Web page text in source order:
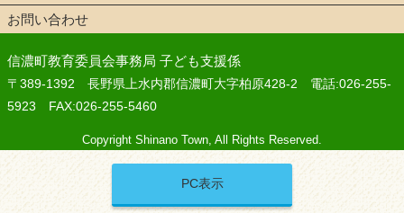
お問い合わせ
信濃町教育委員会事務局 子ども支援係
〒389-1392 長野県上水内郡信濃町大字柏原428-2 電話:026-255-
5923 FAX:026-255-5460
Copyright Shinano Town, All Rights Reserved.
PC表示